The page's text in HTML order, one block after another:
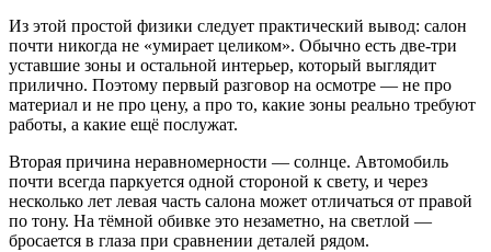
Из этой простой физики следует практический вывод: салон
почти никогда не «умирает целиком». Обычно есть две-три
уставшие зоны и остальной интерьер, который выглядит
прилично. Поэтому первый разговор на осмотре — не про
материал и не про цену, а про то, какие зоны реально требуют
работы, а какие ещё послужат.
Вторая причина неравномерности — солнце. Автомобиль
почти всегда паркуется одной стороной к свету, и через
несколько лет левая часть салона может отличаться от правой
по тону. На тёмной обивке это незаметно, на светлой —
бросается в глаза при сравнении деталей рядом.